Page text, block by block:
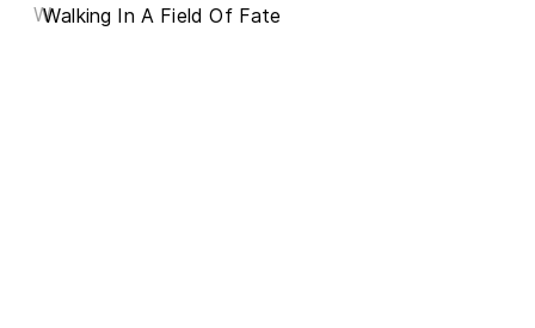
WWalking In A Field Of Fate